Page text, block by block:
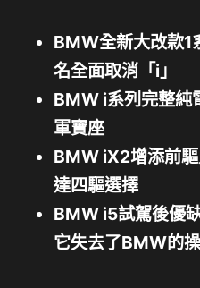
BMW全新大改款
名全面取消「i」
BMW i系列完整
軍寶座
BMW iX2增添前
達四驅選擇
BMW i5試駕後優
它失去了BMW的